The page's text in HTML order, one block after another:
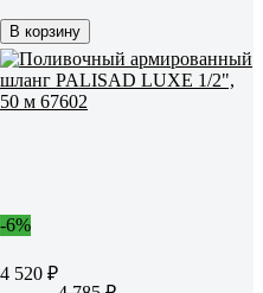
В корзину
-6%
4 520 ₽